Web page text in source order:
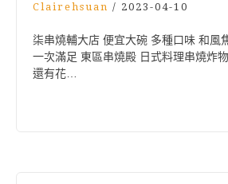
Clairehsuan / 2023-04-10
柒串燒輔大店 便宜大碗 多種口味 和風
一次滿足 東區串燒殿 日式料理串燒炸
還有花…